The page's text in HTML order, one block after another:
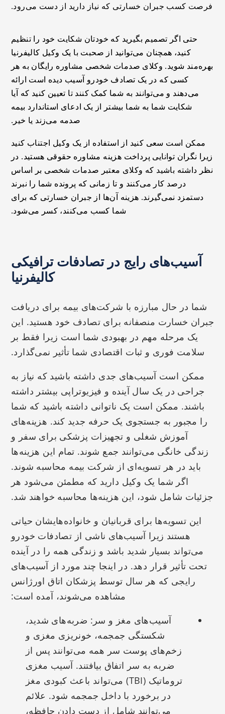
فرصت کسب جبران خسارتی که نیاز دارید از دست می‌رود.
حتی اگر تصمیم بگیرید که خودتان شکایت خود را تنظیم
کنید، همچنان می‌توانید از صحبت با یک وکیل کالیفرنیا
بهره‌مند شوید. وکلای صدمات شخصی مشاوره رایگان به هر
کسی که در یک تصادف خودرو آسیب دیده است ارائه
می‌دهند و می‌توانند به شما کمک کنند تا تعیین کنید که آیا
شکایت شما به شما بیشتر از یک ادعای استاندارد بیمه
صدمه می‌زند یا خیر.
ممکن است سعی کنید از استفاده از یک وکیل اجتناب کنید
زیرا نگران توانایی پرداخت هزینه مشاوره حقوقی هستید. در
نظر داشته باشید که وکلای معتبر صدمات شخصی بر اساس
درصد کار می‌کنند و تا زمانی که پرونده شما را نبرند
دستمزد نمی‌گیرند. هزینه آن‌ها از جبران خسارتی که برای
شما کسب می‌کنند، کسر می‌شود.
آسیب‌های رایج در تصادفات ترافیکی
کالیفرنیا
شما در حال مبارزه با شرکت‌های بیمه برای دریافت
جبران خسارت منصفانه برای تصادف خود هستید. این
یک مرحله مهم در بهبودی شما است زیرا فقط بر
سلامت فوری و ثبات اقتصادی شما تأثیر نمی‌گذارد.
ممکن است آسیب‌های جدی داشته باشید که نیاز به
جراحی در یک سال آینده و فیزیوتراپی بیشتر داشته
باشند. ممکن است یک ناتوانی داشته باشید که شما
را مجبور به جستجوی یک حرفه جدید کند. هزینه‌های
آموزش شغلی و تجهیزات پزشکی برای سفر و
زندگی خانگی می‌توانند جمع شوند. تمام این هزینه‌ها
باید در هر تسویه‌ای از شرکت بیمه محاسبه شوند.
اگر شما یک وکیل دارید که مطمئن می‌شود هر
جزئیات شامل شود، این هزینه‌ها محاسبه خواهند شد.
این تسویه‌ها برای قربانیان و خانواده‌هایشان حیاتی
هستند زیرا آسیب‌های ناشی از تصادفات خودرو
می‌تواند بسیار شدید باشد و زندگی همه را در آینده
تحت تأثیر قرار دهد. در اینجا چند مورد از آسیب‌های
رایجی که هر سال توسط پزشکان اتاق اورژانس
مشاهده می‌شوند، آمده است:
آسیب‌های مغز و سر: ضربه‌های شدید،
شکستگی جمجمه، خونریزی مغزی و
زخم‌های پوست سر همه می‌توانند پس از
ضربه به سر اتفاق بیافتند. آسیب مغزی
تروماتیک (TBI) می‌تواند باعث کبودی مغز
در برخورد با داخل جمجمه شود. علائم
می‌توانند شامل از دست دادن حافظه،